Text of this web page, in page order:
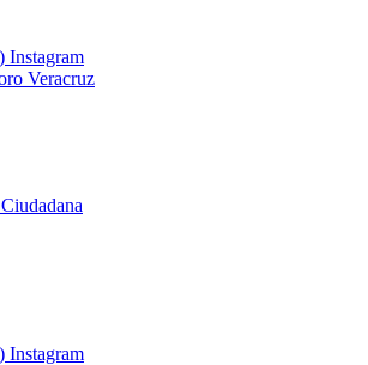
Instagram
Instagram